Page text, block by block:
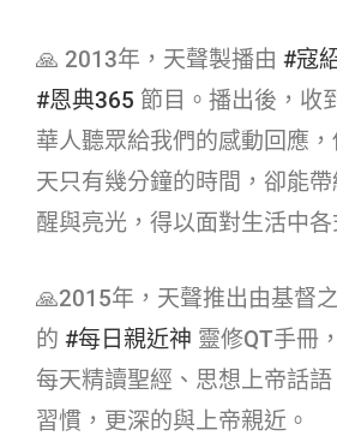
🙏 2013年，天聲製播由 #寇
#恩典365​ 節目。播出後，收
華人聽眾給我們的感動回應
天只有幾分鐘的時間，卻能
醒與亮光，得以面對生活中各
🙏2015年，天聲推出由基督
的 #每日親近神​ 靈修QT手冊
每天精讀聖經、思想上帝話
習慣，更深的與上帝親近。